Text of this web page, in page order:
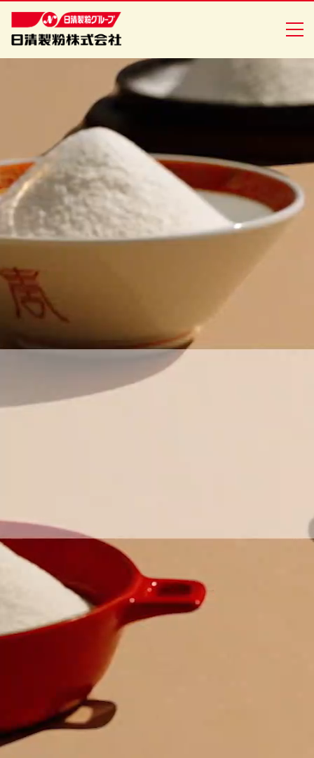
採用情報
日清製粉グループ
創・食Ｃｌｕｂ
企業情報
安全・安心への取り組み
ニュースリリース
「アミュリア」についてはこちら
安全・安心への取り組みはこちら
創・食Ｃｌｕｂについてはこちら